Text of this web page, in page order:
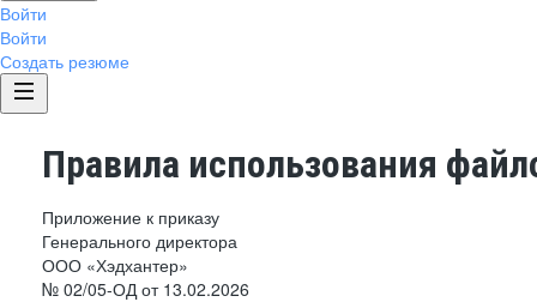
Войти
Войти
Создать резюме
Правила использования
Приложение к приказу
Генерального директора
ООО «Хэдхантер»
№ 02/05-ОД от 13.02.2026